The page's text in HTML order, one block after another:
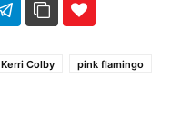
Kerri Colby
pink flamingo